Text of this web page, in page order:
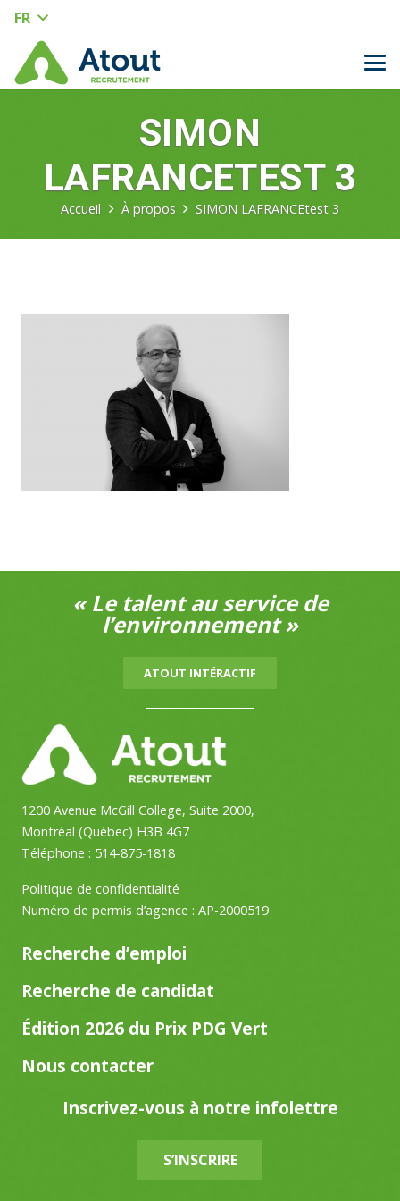
FR
SIMON
LAFRANCETEST 3
Accueil À propos SIMON LAFRANCEtest 3
« Le talent au service de
l’environnement »
ATOUT INTÉRACTIF
1200 Avenue McGill College, Suite 2000,
Montréal (Québec) H3B 4G7
Téléphone : 514-875-1818
Politique de confidentialité
Numéro de permis d’agence : AP-2000519
Recherche d’emploi
Recherche de candidat
Édition 2026 du Prix PDG Vert
Nous contacter
Inscrivez-vous à notre infolettre
S’INSCRIRE